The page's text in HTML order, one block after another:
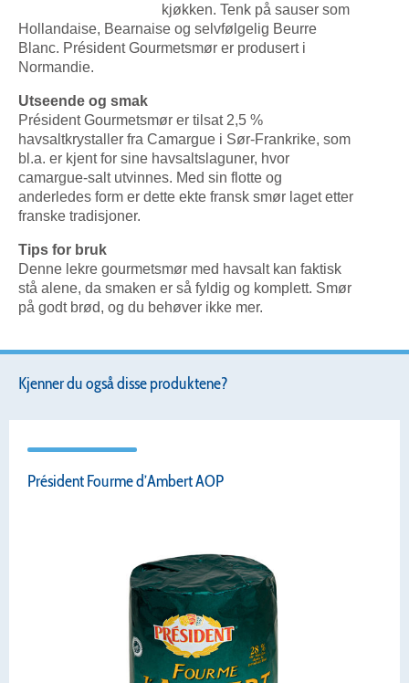
kjøkken. Tenk på sauser som
Hollandaise, Bearnaise og selvfølgelig Beurre
Blanc. Président Gourmetsmør er produsert i
Normandie.
Utseende og smak
Président Gourmetsmør er tilsat 2,5 %
havsaltkrystaller fra Camargue i Sør-Frankrike, som
bl.a. er kjent for sine havsaltslaguner, hvor
camargue-salt utvinnes. Med sin flotte og
anderledes form er dette ekte fransk smør laget etter
franske tradisjoner.
Tips for bruk
Denne lekre gourmetsmør med havsalt kan faktisk
stå alene, da smaken er så fyldig og komplett. Smør
på godt brød, og du behøver ikke mer.
Kjenner du også disse produktene?
Président Fourme d’Ambert AOP